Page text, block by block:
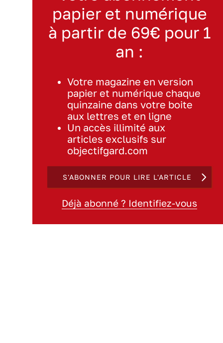
papier et numérique
à partir de 69€ pour 1
an :
Votre magazine en version
papier et numérique chaque
quinzaine dans votre boite
aux lettres et en ligne
Un accès illimité aux
articles exclusifs sur
objectifgard.com
S'ABONNER POUR LIRE L'ARTICLE
Déjà abonné ? Identifiez-vous